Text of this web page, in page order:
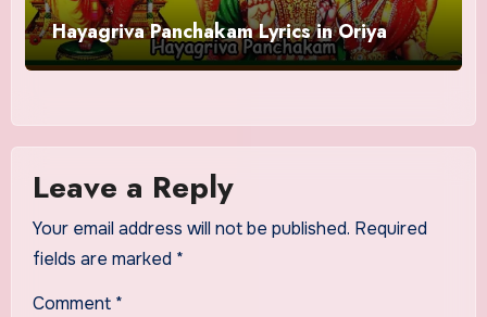
Hayagriva Panchakam Lyrics in Oriya
Leave a Reply
Your email address will not be published. Required
fields are marked *
Comment *